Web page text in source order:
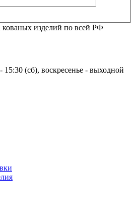
кованых изделий по всей РФ
(сб), воскресенье - выходной